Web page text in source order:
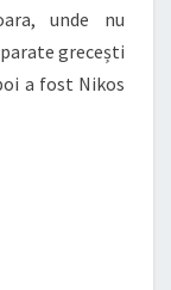
unde nu
grecești
a fost Nikos